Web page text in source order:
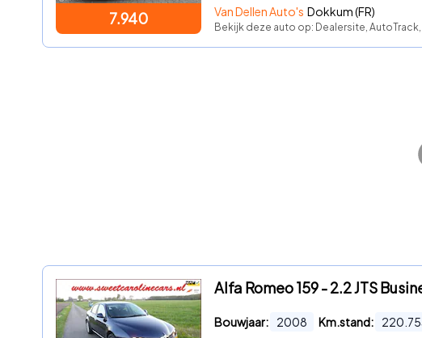
7.940 Van Dellen Auto's Dokkum (FR)
Bekijk deze auto op: Dealersite,
Alfa Romeo 159 - 2.2 JTS
Bouwjaar: 2008 Km.stand: